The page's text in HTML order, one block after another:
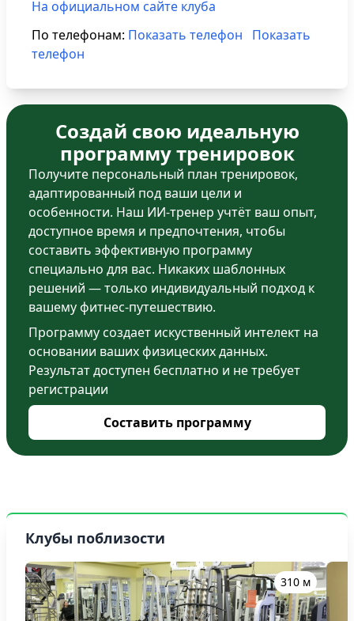
На официальном сайте клуба
По телефонам: Показать телефон
Показать
телефон
Создай свою идеальную
программу тренировок
Получите персональный план тренировок,
адаптированный под ваши цели и
особенности. Наш ИИ-тренер учтёт ваш опыт,
доступное время и предпочтения, чтобы
составить эффективную программу
специально для вас. Никаких шаблонных
решений — только индивидуальный подход к
вашему фитнес-путешествию.
Программу создает искуственный интелект на
основании ваших физицеских данных.
Результат доступен бесплатно и не требует
регистрации
Составить программу
Клубы поблизости
310 м